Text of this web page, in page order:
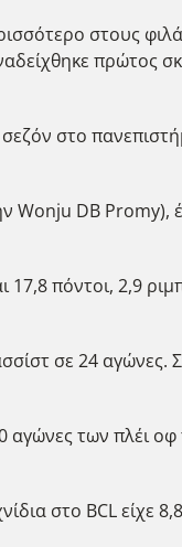
στους
πρώτος
στο
Wonju DB Promy),
πόντοι, 2,9
σε 24
αγώνες των πλέι
στο BCL είχε